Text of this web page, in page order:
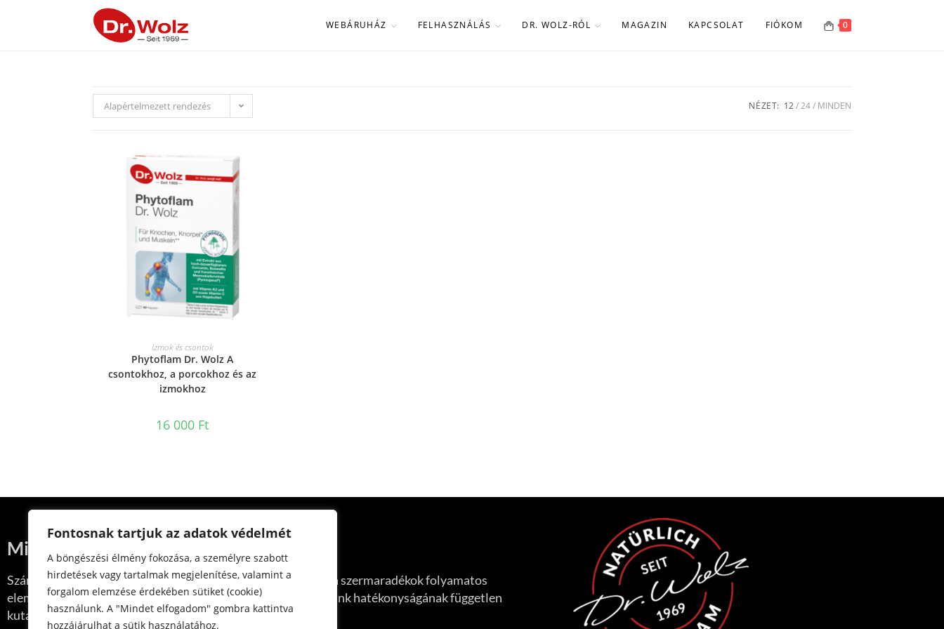
Fontosnak tartjuk az adatok védelmét
A böngészési élmény fokozása, a személyre szabott
hirdetések vagy tartalmak megjelenítése, valamint a
forgalom elemzése érdekében sütiket (cookie)
használunk. A "Mindet elfogadom" gombra kattintva
hozzájárulhat a sütik használatához.
WEBÁRUHÁZ FELHASZNÁLÁS DR. WOLZ-RÓL MAGAZIN KAPCSOLAT FIÓKOM 0
Alapértelmezett rendezés NÉZET: 12 24 MINDEN
KOSÁRBA TESZEM
Izmok és csontok
Phytoflam Dr. Wolz A
csontokhoz, a porcokhoz és az
izmokhoz
16 000 Ft
Minőségi ígéret
Számunkra a minőség a nyersanyagok gondos kiválasztását, a szermaradékok folyamatos
elemzését, a tanúsított gyártási folyamatot és a készítményeink hatékonyságának független
kutatóintézetek általi ellenőrzését jelenti.